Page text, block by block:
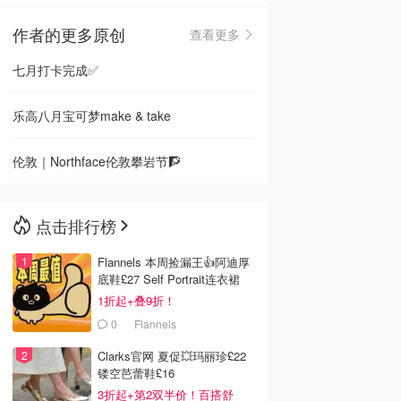
🇳🇿新西兰
作者的更多原创
查看更多
七月打卡完成✅
乐高八月宝可梦make & take
伦敦｜Northface伦敦攀岩节🧗
点击排行榜
Flannels 本周捡漏王👍阿迪厚
底鞋£27 Self Portrait连衣裙
£63
1折起+叠9折！
0 Flannels
Clarks官网 夏促💥玛丽珍£22
镂空芭蕾鞋£16
3折起+第2双半价！百搭舒